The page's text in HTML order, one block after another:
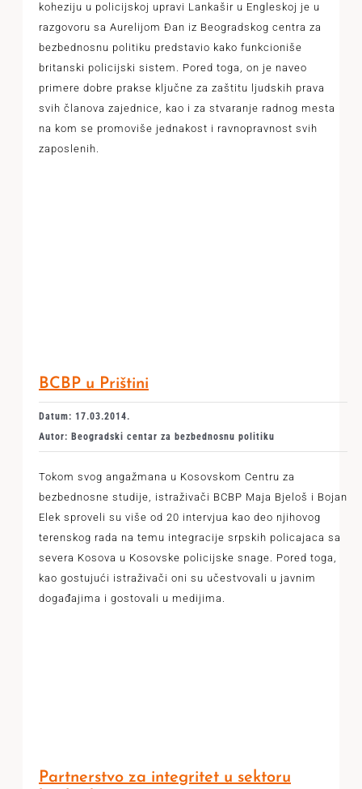
koheziju u policijskoj upravi Lankašir u Engleskoj je u
razgovoru sa Aurelijom Đan iz Beogradskog centra za
bezbednosnu politiku predstavio kako funkcioniše
britanski policijski sistem. Pored toga, on je naveo
primere dobre prakse ključne za zaštitu ljudskih prava
svih članova zajednice, kao i za stvaranje radnog mesta
na kom se promoviše jednakost i ravnopravnost svih
zaposlenih.
BCBP u Prištini
Datum: 17.03.2014.
Autor: Beogradski centar za bezbednosnu politiku
Tokom svog angažmana u Kosovskom Centru za
bezbednosne studije, istraživači BCBP Maja Bjeloš i Bojan
Elek sproveli su više od 20 intervjua kao deo njihovog
terenskog rada na temu integracije srpskih policajaca sa
severa Kosova u Kosovske policijske snage. Pored toga,
kao gostujući istraživači oni su učestvovali u javnim
događajima i gostovali u medijima.
Partnerstvo za integritet u sektoru